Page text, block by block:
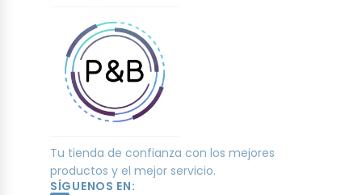
Tu tienda de confianza con los mejores
productos y el mejor servicio.
SÍGUENOS EN: